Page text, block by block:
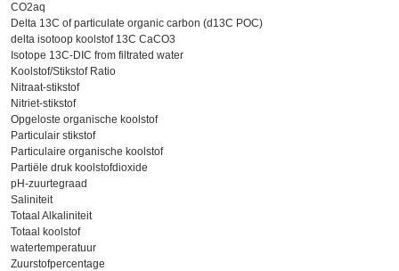
CO2aq
Delta 13C of particulate organic carbon (d13C POC)
delta isotoop koolstof 13C CaCO3
Isotope 13C-DIC from filtrated water
Koolstof/Stikstof Ratio
Nitraat-stikstof
Nitriet-stikstof
Opgeloste organische koolstof
Particulair stikstof
Particulaire organische koolstof
Partiële druk koolstofdioxide
pH-zuurtegraad
Saliniteit
Totaal Alkaliniteit
Totaal koolstof
watertemperatuur
Zuurstofpercentage